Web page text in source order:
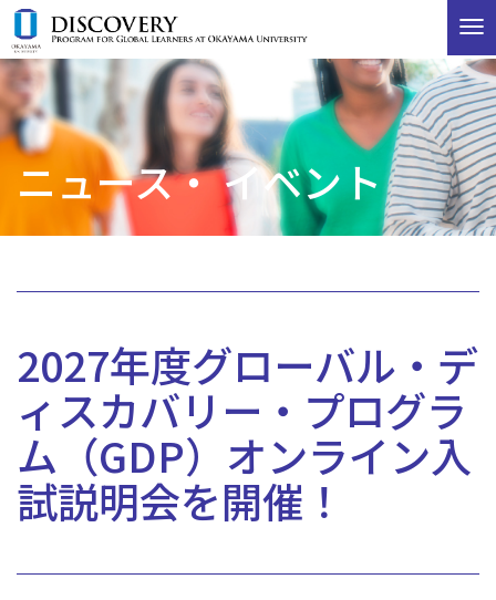
T
o
g
g
l
e
n
a
v
i
o
ニュース・ イベント
2027年度グローバル・デ
ィスカバリー・プログラ
ム（GDP）オンライン入
試説明会を開催！